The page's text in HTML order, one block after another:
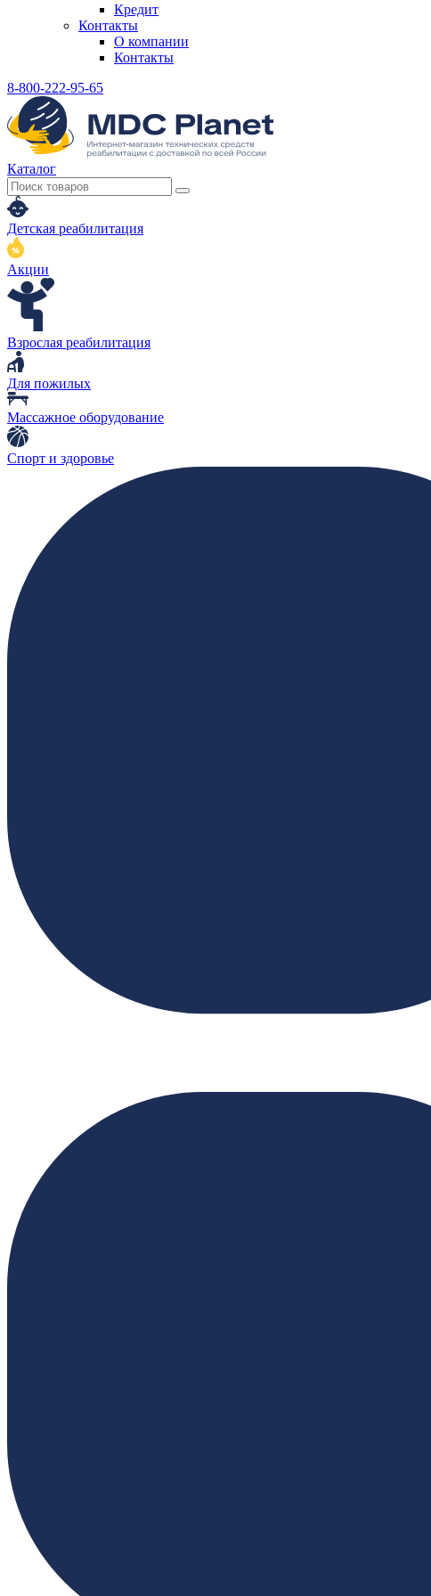
Кредит
Контакты
О компании
Контакты
8-800-222-95-65
Каталог
Детская реабилитация
Акции
Взрослая реабилитация
Для пожилых
Массажное оборудование
Спорт и здоровье